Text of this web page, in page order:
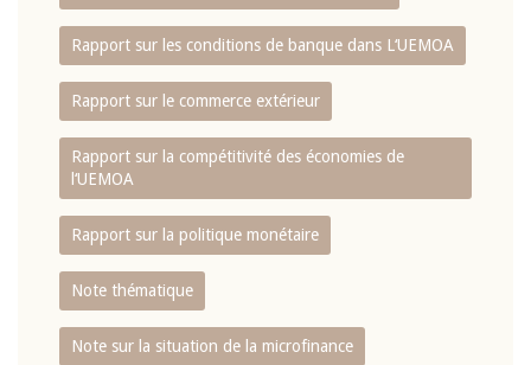
Rapport sur les conditions de banque dans L‘UEMOA
Rapport sur le commerce extérieur
Rapport sur la compétitivité des économies de
l‘UEMOA
Rapport sur la politique monétaire
Note thématique
Note sur la situation de la microfinance